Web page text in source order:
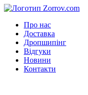
Про нас
Доставка
Дропшипінг
Відгуки
Новини
Контакти